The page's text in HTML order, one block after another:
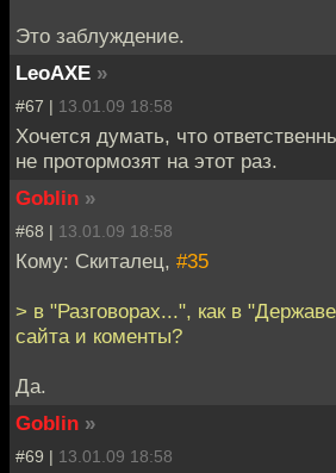
Это заблуждение.
LeoAXE »
#67 | 13.01.09 18:58
Хочется думать, что
не протормозят на этот раз.
Goblin »
#68 | 13.01.09 18:58
Кому: Скиталец, #35
> в "Разговорах...", как в
сайта и коменты?
Да.
Goblin »
#69 | 13.01.09 18:58